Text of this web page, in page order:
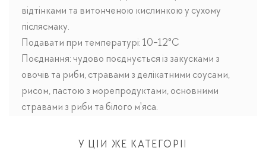
відтінками та витонченою кислинкою у сухому
післясмаку.
Подавати при температурі: 10-12°C
Поєднання: чудово поєднується із закусками з
овочів та риби, стравами з делікатними соусами,
рисом, пастою з морепродуктами, основними
стравами з риби та білого м'яса.
У ЦІЙ ЖЕ КАТЕГОРІЇ